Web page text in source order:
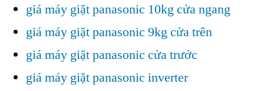
giá máy giặt panasonic 10kg cửa ngang
giá máy giặt panasonic 9kg cửa trên
giá máy giặt panasonic cửa trước
giá máy giặt panasonic inverter